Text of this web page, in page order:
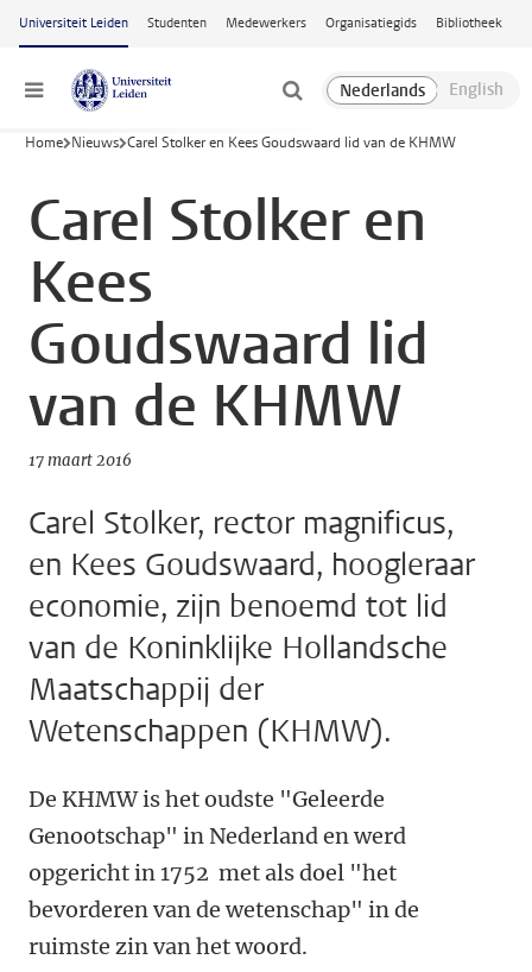
Ga naar hoofdinhoud
Universiteit Leiden Studenten Medewerkers Organisatiegids Bibliotheek
Menu
Home Nieuws Carel Stolker en Kees Goudswaard lid van de KHMW
Carel Stolker en
Kees
Goudswaard lid
van de KHMW
17 maart 2016
Carel Stolker, rector magnificus,
en Kees Goudswaard, hoogleraar
economie, zijn benoemd tot lid
van de Koninklijke Hollandsche
Maatschappij der
Wetenschappen (KHMW).
De KHMW is het oudste "Geleerde
Genootschap" in Nederland en werd
opgericht in 1752 met als doel "het
bevorderen van de wetenschap" in de
ruimste zin van het woord.